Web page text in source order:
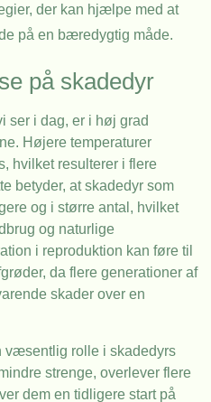
der kan hjælpe med at
på en bæredygtig måde.
på skadedyr
ser i dag, er i høj grad
Højere temperaturer
hvilket resulterer i flere
betyder, at skadedyr som
og i større antal, hvilket
og naturlige
i reproduktion kan føre til
da flere generationer af
skader over en
væsentlig rolle i skadedyrs
strenge, overlever flere
dem en tidligere start på